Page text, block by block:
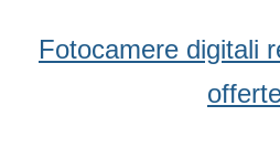
Fotocamere digitali